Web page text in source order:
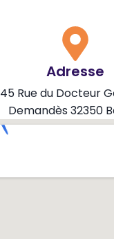
Adresse
45 Rue du Docteur
Demandès 32350